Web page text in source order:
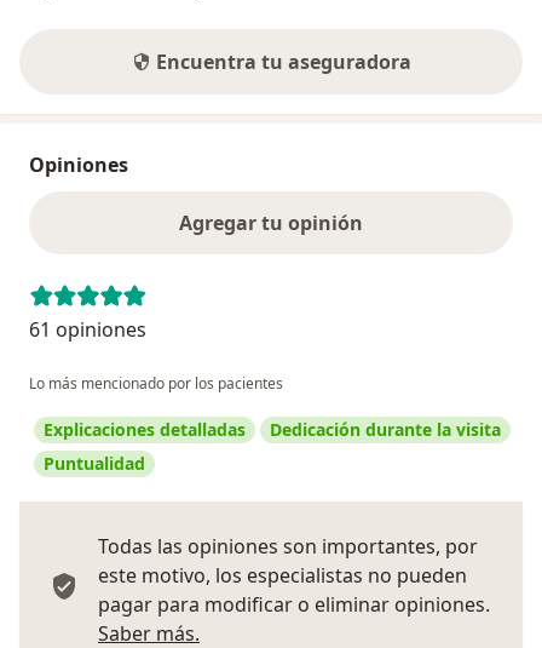
Encuentra tu aseguradora
Opiniones
Agregar tu opinión
61 opiniones
Lo más mencionado por los pacientes
Explicaciones detalladas
Dedicación durante la visita
Puntualidad
Todas las opiniones son importantes, por
este motivo, los especialistas no pueden
pagar para modificar o eliminar opiniones.
Saber más.